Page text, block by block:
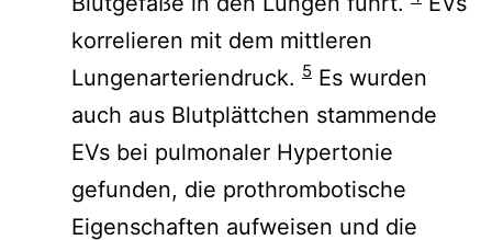
korrelieren mit dem mittleren
Lungenarteriendruck. 5 Es wurden
auch aus Blutplättchen stammende
EVs bei pulmonaler Hypertonie
gefunden, die prothrombotische
Eigenschaften aufweisen und die